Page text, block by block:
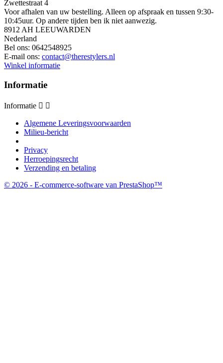
Zwettestraat 4
Voor afhalen van uw bestelling. Alleen op afspraak en tussen 9:30-
10:45uur. Op andere tijden ben ik niet aanwezig.
8912 AH LEEUWARDEN
Nederland
Bel ons: 0642548925
E-mail ons: contact@therestylers.nl
Winkel informatie
Informatie
Informatie  
Algemene Leveringsvoorwaarden
Milieu-bericht
Privacy
Herroepingsrecht
Verzending en betaling
© 2026 - E-commerce-software van PrestaShop™